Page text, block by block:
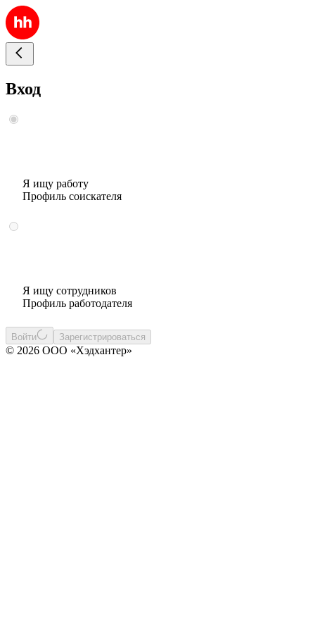
Вход
Я ищу работу
Профиль соискателя
Я ищу сотрудников
Профиль работодателя
Войти Зарегистрироваться
© 2026 ООО «Хэдхантер»